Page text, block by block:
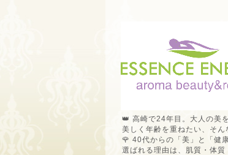
👑 高崎で24年目。大人の美
美しく年齢を重ねたい、そん
🌹 40代からの「美」と「健
選ばれる理由は、肌質・体